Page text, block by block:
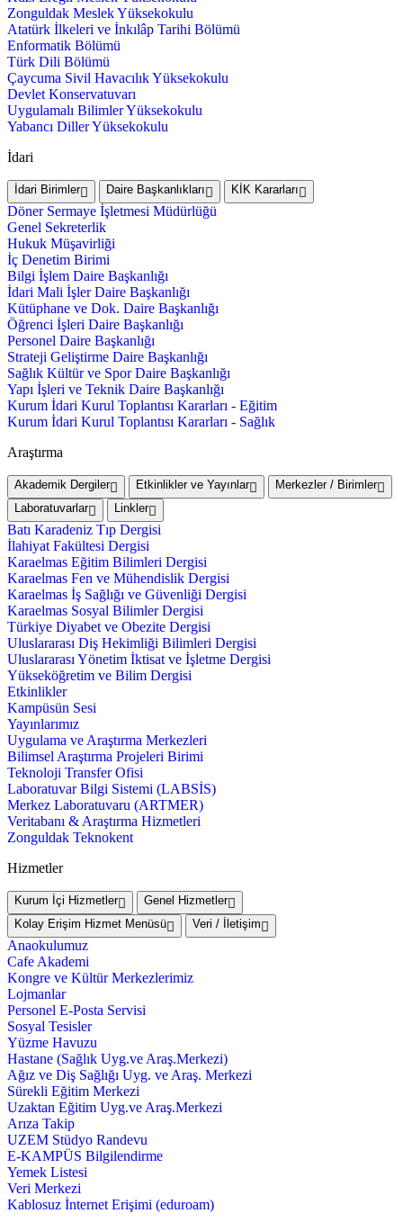
Zonguldak Meslek Yüksekokulu
Atatürk İlkeleri ve İnkılâp Tarihi Bölümü
Enformatik Bölümü
Türk Dili Bölümü
Çaycuma Sivil Havacılık Yüksekokulu
Devlet Konservatuvarı
Uygulamalı Bilimler Yüksekokulu
Yabancı Diller Yüksekokulu
İdari
İdari Birimler Daire Başkanlıkları KİK Kararları
Döner Sermaye İşletmesi Müdürlüğü
Genel Sekreterlik
Hukuk Müşavirliği
İç Denetim Birimi
Bilgi İşlem Daire Başkanlığı
İdari Mali İşler Daire Başkanlığı
Kütüphane ve Dok. Daire Başkanlığı
Öğrenci İşleri Daire Başkanlığı
Personel Daire Başkanlığı
Strateji Geliştirme Daire Başkanlığı
Sağlık Kültür ve Spor Daire Başkanlığı
Yapı İşleri ve Teknik Daire Başkanlığı
Kurum İdari Kurul Toplantısı Kararları - Eğitim
Kurum İdari Kurul Toplantısı Kararları - Sağlık
Araştırma
Akademik Dergiler Etkinlikler ve Yayınlar
Merkezler / Birimler
Laboratuvarlar
Linkler
Batı Karadeniz Tıp Dergisi
İlahiyat Fakültesi Dergisi
Karaelmas Eğitim Bilimleri Dergisi
Karaelmas Fen ve Mühendislik Dergisi
Karaelmas İş Sağlığı ve Güvenliği Dergisi
Karaelmas Sosyal Bilimler Dergisi
Türkiye Diyabet ve Obezite Dergisi
Uluslararası Diş Hekimliği Bilimleri Dergisi
Uluslararası Yönetim İktisat ve İşletme Dergisi
Yükseköğretim ve Bilim Dergisi
Etkinlikler
Kampüsün Sesi
Yayınlarımız
Uygulama ve Araştırma Merkezleri
Bilimsel Araştırma Projeleri Birimi
Teknoloji Transfer Ofisi
Laboratuvar Bilgi Sistemi (LABSİS)
Merkez Laboratuvaru (ARTMER)
Veritabanı & Araştırma Hizmetleri
Zonguldak Teknokent
Hizmetler
Kurum İçi Hizmetler
Genel Hizmetler
Kolay Erişim Hizmet Menüsü
Veri / İletişim
Anaokulumuz
Cafe Akademi
Kongre ve Kültür Merkezlerimiz
Lojmanlar
Personel E-Posta Servisi
Sosyal Tesisler
Yüzme Havuzu
Hastane (Sağlık Uyg.ve Araş.Merkezi)
Ağız ve Diş Sağlığı Uyg. ve Araş. Merkezi
Sürekli Eğitim Merkezi
Uzaktan Eğitim Uyg.ve Araş.Merkezi
Arıza Takip
UZEM Stüdyo Randevu
E-KAMPÜS Bilgilendirme
Yemek Listesi
Veri Merkezi
Kablosuz İnternet Erişimi (eduroam)